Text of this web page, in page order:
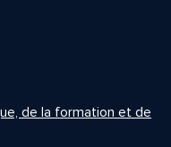
de la formation et de